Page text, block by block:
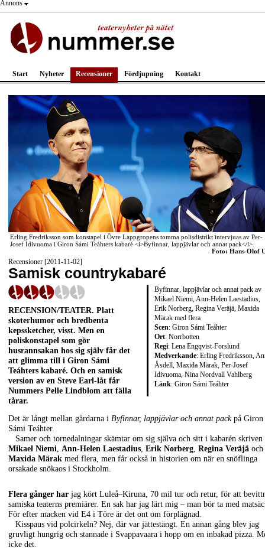
Annons
Start Nyheter Recensioner Fördjupning Kontakt
Erling Fredriksson som konstapel i Övre Lappgropens tomma polisdistrikt intervjuas av Per-
Josef Idivuoma i Giron Sámi Teáhters kabaré <i>Byfinnar, lappjävlar och annat pack</i>.
Foto: Hans-Olof
Recensioner [2011-11-02]
Samisk countrykabaré
Byfinnar, lappjävlar och annat pack av
Mikael Niemi, Ann-Helen Laestadius,
Erik Norberg, Regina Veräjä, Maxida
Märak med flera
Scen: Giron Sámi Teáhter
Ort: Norrbotten
Regi: Lena Engqvist-Forslund
Medverkande: Erling Fredriksson,
Åsdell, Maxida Märak, Per-Josef
Idivuoma, Nina Nordvall Vahlberg
Länk: Giron Sámi Teáhter
RECENSION/TEATER. Platt
skoterhumor och bredbenta
kepssketcher, visst. Men en
poliskonstapel som gör
husrannsakan hos sig själv får det
att glimma till i Giron Sámi
Teáhters kabaré. Och en samisk
version av en Steve Earl -låt får
Nummers Pelle Lindblom att fälla
tårar.
Det är långt mellan gårdarna i Byfinnar, lappjävlar och annat pack på Giron
Sámi Teáhter.
Samer och tornedalningar skämtar om sig själva och sitt i kabarén skriven
Mikael Niemi, Ann-Helen Laestadius, Erik Norberg, Regina Veräjä och
Maxida Märak med flera, men får också in historien om när en snöflinga
orsakade snökaos i Stockholm.
Flera gånger har jag kört Luleå–Kiruna, 70 mil tur och retur, för att
samiska teaterns premiärer. En sak har jag lärt mig – man bör ta med
För efter macken vid E4 i Töre är det ont om förplägnad.
Kisspaus vid polcirkeln? Nej, där var jättestängt. En annan gång blev jag
gruvligt hungrig och stannade i Svappavaara i hopp om en inbakad pizza.
icke det.